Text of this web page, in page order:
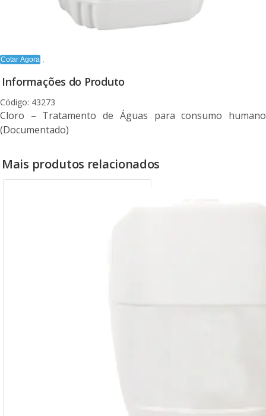
Cotar Agora
Informações do Produto
Código: 43273
Cloro – Tratamento de Águas para consumo humano
(Documentado)
Mais produtos relacionados